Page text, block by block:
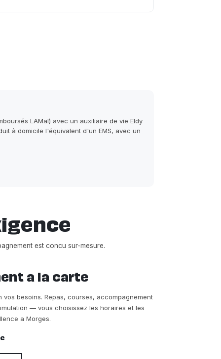
LAMal) avec un auxiliaire de vie Eldy
à domicile l'équivalent d'un EMS, avec un
est concu sur-mesure.
a la carte
vos besoins. Repas, courses, accompagnement
— vous choisissez les horaires et les
a Morges.